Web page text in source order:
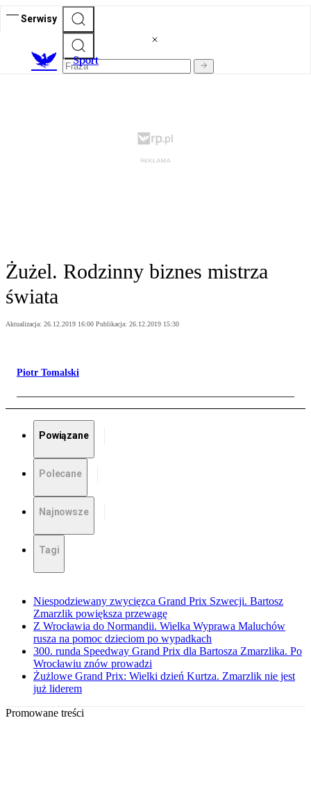
Serwisy
Sport
Żużel. Rodzinny biznes mistrza
świata
Aktualizacja: 26.12.2019 16:00 Publikacja: 26.12.2019 15:30
Piotr Tomalski
Powiązane
Polecane
Najnowsze
Tagi
Niespodziewany zwycięzca Grand Prix Szwecji. Bartosz
Zmarzlik powiększa przewagę
Z Wrocławia do Normandii. Wielka Wyprawa Maluchów
rusza na pomoc dzieciom po wypadkach
300. runda Speedway Grand Prix dla Bartosza Zmarzlika. Po
Wrocławiu znów prowadzi
Żużlowe Grand Prix: Wielki dzień Kurtza. Zmarzlik nie jest
już liderem
Promowane treści